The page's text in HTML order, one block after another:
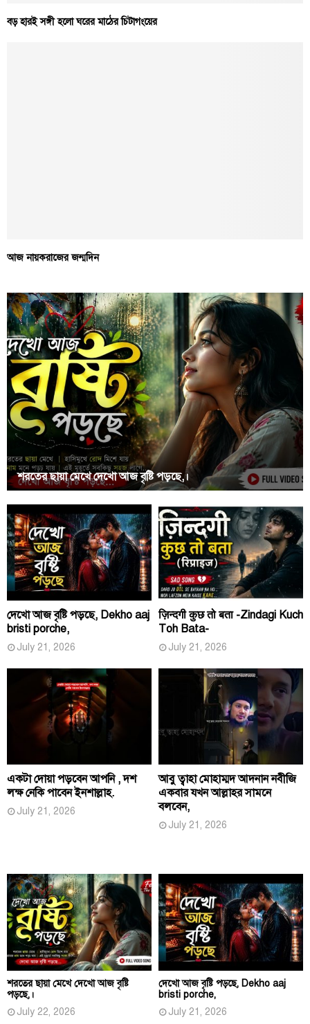
বড় হারই সঙ্গী হলো ঘরের মাঠের চিটাগংয়ের
আজ নায়করাজের জন্মদিন
শরতের ছায়া মেখে দেখো আজ বৃষ্টি পড়ছে,।
দেখো আজ বৃষ্টি পড়ছে, Dekho aaj
bristi porche,
July 21, 2026
ज़िन्दगी कुछ तो बता -Zindagi Kuch
Toh Bata-
July 21, 2026
একটা দোয়া পড়বেন আপনি , দশ
লক্ষ নেকি পাবেন ইনশাল্লাহ.
July 21, 2026
আবু ত্বাহা মোহাম্মদ আদনান নবীজি
একবার যখন আল্লাহর সামনে
বলবেন,
July 21, 2026
শরতের ছায়া মেখে দেখো আজ বৃষ্টি
পড়ছে,।
July 22, 2026
দেখো আজ বৃষ্টি পড়ছে, Dekho aaj
bristi porche,
July 21, 2026